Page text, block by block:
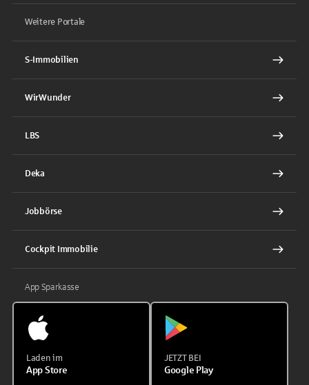
Weitere Portale
S-Immobilien
WirWunder
LBS
Deka
Jobbörse
Cockpit Immobilie
App Sparkasse
Laden im
App Store
JETZT BEI
Google Play